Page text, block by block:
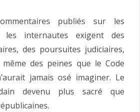
publiés sur les
les internautes exigent des
des poursuites judiciaires,
des peines que le Code
jamais osé imaginer. Le
devenu plus sacré que